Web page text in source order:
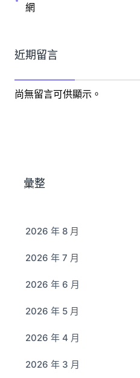
網
近期留言
尚無留言可供顯示。
彙整
2026 年 8 月
2026 年 7 月
2026 年 6 月
2026 年 5 月
2026 年 4 月
2026 年 3 月